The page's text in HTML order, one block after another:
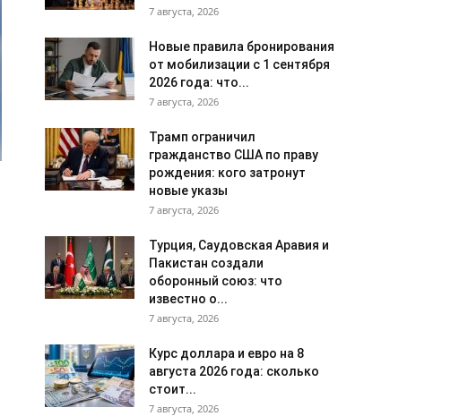
7 августа, 2026
Новые правила бронирования
от мобилизации с 1 сентября
2026 года: что...
7 августа, 2026
Трамп ограничил
гражданство США по праву
рождения: кого затронут
новые указы
7 августа, 2026
Турция, Саудовская Аравия и
Пакистан создали
оборонный союз: что
известно о...
7 августа, 2026
Курс доллара и евро на 8
августа 2026 года: сколько
стоит...
7 августа, 2026